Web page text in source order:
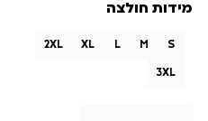
מידות חולצה
S
M
L
XL
2XL
3XL